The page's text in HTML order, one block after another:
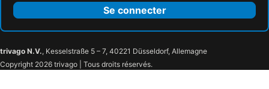
Se connecter
trivago N.V., Kesselstraße 5 – 7, 40221 Düsseldorf, Allemagne
Copyright 2026 trivago | Tous droits réservés.